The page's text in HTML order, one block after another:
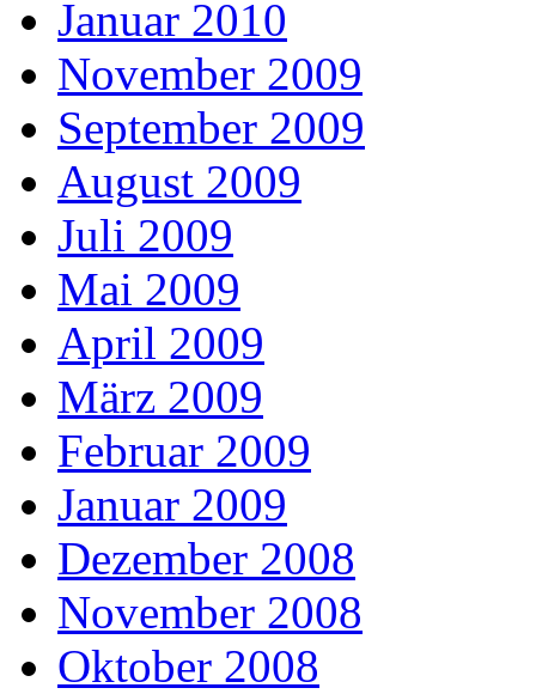
Januar 2010
November 2009
September 2009
August 2009
Juli 2009
Mai 2009
April 2009
März 2009
Februar 2009
Januar 2009
Dezember 2008
November 2008
Oktober 2008